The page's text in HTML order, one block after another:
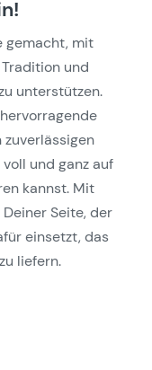
gemacht, mit
und
unterstützen.
zuverlässigen
und ganz auf
kannst. Mit
Seite, der
einsetzt, das
liefern.